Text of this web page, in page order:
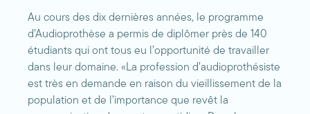
Au cours des dix dernières années, le programme
d’Audioprothèse a permis de diplômer près de 140
étudiants qui ont tous eu l’opportunité de travailler
dans leur domaine. «La profession d’audioprothésiste
est très en demande en raison du vieillissement de la
population et de l’importance que revêt la